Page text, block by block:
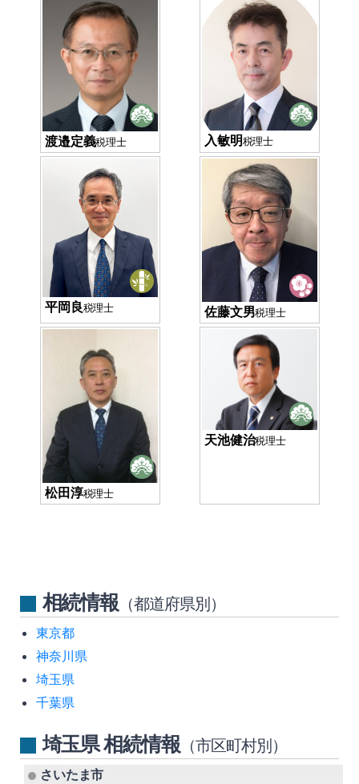
渡邉定義税理士 入敏明税理士
平岡良税理士 佐藤文男税理士
松田淳税理士
天池健治税理士
相続情報 （都道府県別）
東京都
神奈川県
埼玉県
千葉県
埼玉県 相続情報 （市区町村別）
さいたま市